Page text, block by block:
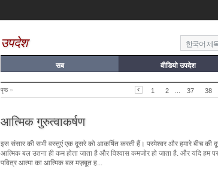
उपदेश 한국어 제
सब वीडियो उपदेश
पृष्ठ » 1 2 37 38
आत्मिक गुरुत्वाकर्षण
इस संसार की सभी वस्तुएं एक दूसरे को आकर्षित करती हैं। परमेश्वर और हमारे बीच की
आत्मिक बल उतना ही कम होता जाता है और विश्वास कमजोर हो जाता है. और यदि हम
पवित्र आत्मा का आत्मिक बल मज़बूत ह...